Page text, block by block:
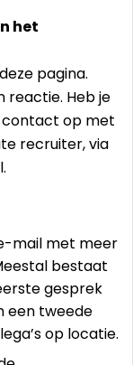
het
pagina.
reactie. Heb je
contact op met
recruiter, via
mail met meer
bestaat
gesprek
een tweede
op locatie.